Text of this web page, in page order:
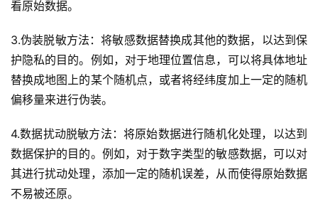
看原始数据。
3.伪装脱敏方法：将敏感数据替换成其他的数据，以达到保
护隐私的目的。例如，对于地理位置信息，可以将具体地址
替换成地图上的某个随机点，或者将经纬度加上一定的随机
偏移量来进行伪装。
4.数据扰动脱敏方法：将原始数据进行随机化处理，以达到
数据保护的目的。例如，对于数字类型的敏感数据，可以对
其进行扰动处理，添加一定的随机误差，从而使得原始数据
不易被还原。